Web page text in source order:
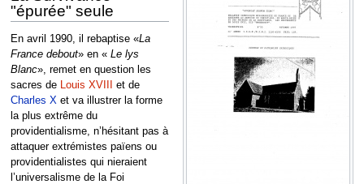
"épurée" seule
En avril 1990, il rebaptise «La
France debout» en « Le lys
Blanc», remet en question les
sacres de
Louis XVIII
et de
Charles X et va illustrer la forme
la plus extrême du
providentialisme, n’hésitant pas à
attaquer extrémistes païens ou
providentialistes qui nieraient
l’universalisme de la Foi